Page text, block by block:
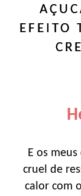
EFEITO
E os
cruel de
calor com